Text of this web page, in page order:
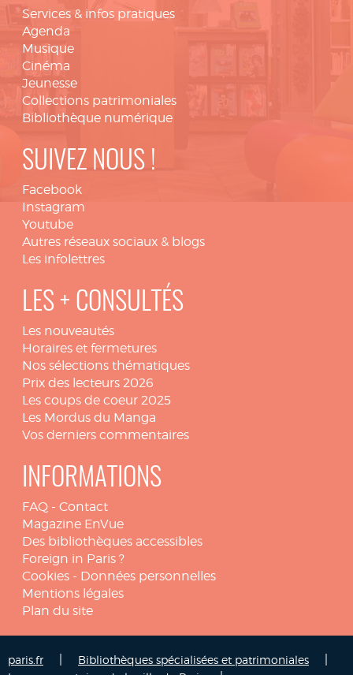
Services & infos pratiques
Agenda
Musique
Cinéma
Jeunesse
Collections patrimoniales
Bibliothèque numérique
SUIVEZ NOUS !
Facebook
Instagram
Youtube
Autres réseaux sociaux & blogs
Les infolettres
LES + CONSULTÉS
Les nouveautés
Horaires et fermetures
Nos sélections thématiques
Prix des lecteurs 2026
Les coups de coeur 2025
Les Mordus du Manga
Vos derniers commentaires
INFORMATIONS
FAQ - Contact
Magazine EnVue
Des bibliothèques accessibles
Foreign in Paris ?
Cookies - Données personnelles
Mentions légales
Plan du site
paris.fr Bibliothèques spécialisées et patrimoniales